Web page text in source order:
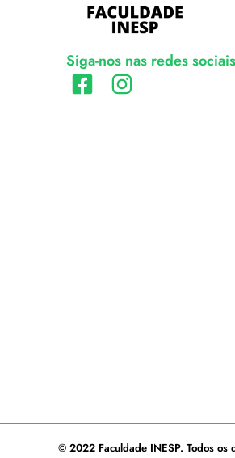
Siga-nos nas redes
© 2022 Faculdade INESP. Todos os